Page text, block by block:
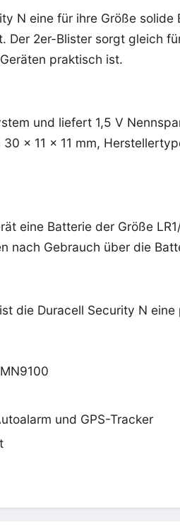
N eine für ihre Größe solide
Der 2er-Blister sorgt gleich
praktisch ist.
und liefert 1,5 V
x 11 x 11 mm,
eine Batterie der Größe
nach Gebrauch über die
die Duracell Security N
und GPS-Tracker